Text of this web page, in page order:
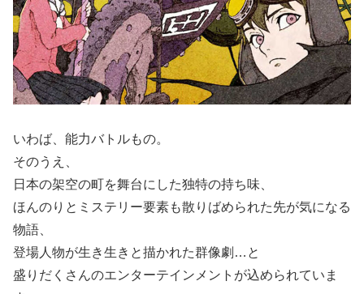
いわば、能力バトルもの。
そのうえ、
日本の架空の町を舞台にした独特の持ち味、
ほんのりとミステリー要素も散りばめられた先が気になる
物語、
登場人物が生き生きと描かれた群像劇…と
盛りだくさんのエンターテインメントが込められていま